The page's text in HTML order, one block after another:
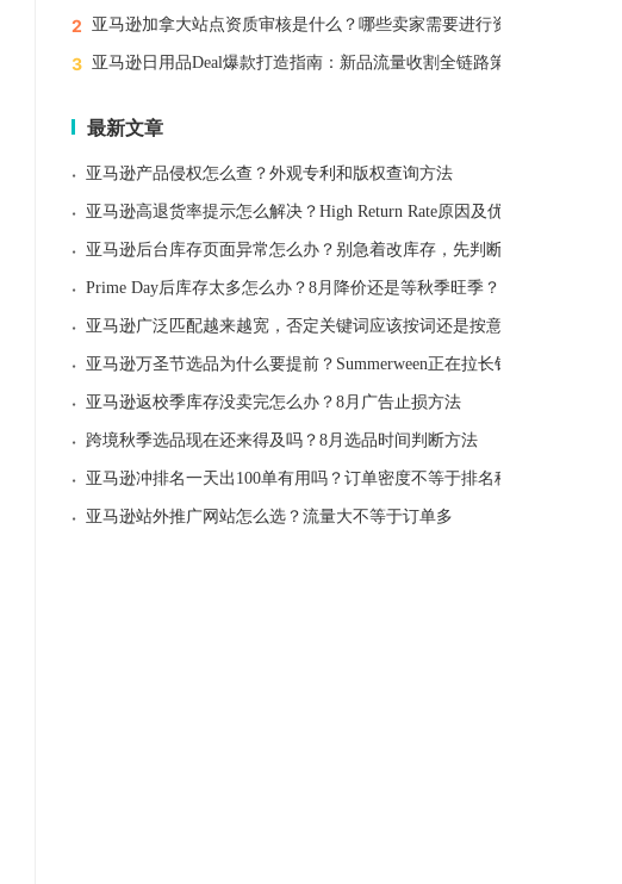
亚马逊选品思路
亚马逊旺季 亚马逊BD
站外引流
选品策略
Deal站 PrimeDay
站外促销
2 亚马逊加拿大站点资质审核是什么？哪些卖家需要进行资质审核？
3 亚马逊日用品Deal爆款打造指南：新品流量收割全链路策略
最新文章
· 亚马逊产品侵权怎么查？外观专利和版权查询方法
· 亚马逊高退货率提示怎么解决？High Return Rate原因及优化方法
· 亚马逊后台库存页面异常怎么办？别急着改库存，先判断是不是系统故障
· Prime Day后库存太多怎么办？8月降价还是等秋季旺季？
· 亚马逊广泛匹配越来越宽，否定关键词应该按词还是按意图？
· 亚马逊万圣节选品为什么要提前？Summerween正在拉长销售周期
· 亚马逊返校季库存没卖完怎么办？8月广告止损方法
· 跨境秋季选品现在还来得及吗？8月选品时间判断方法
· 亚马逊冲排名一天出100单有用吗？订单密度不等于排名稳定
· 亚马逊站外推广网站怎么选？流量大不等于订单多